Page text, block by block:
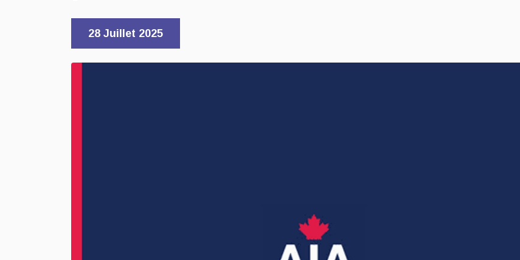
28 Juillet 2025